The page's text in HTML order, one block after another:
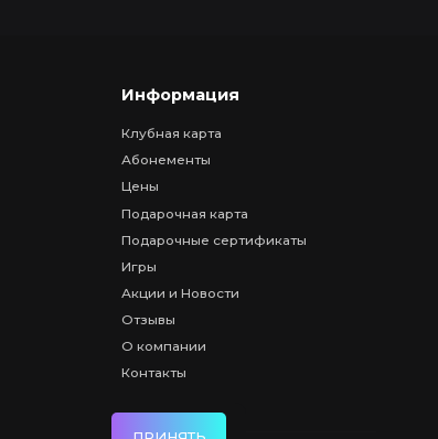
Информация
Клубная карта
Абонементы
Цены
Подарочная карта
Подарочные сертификаты
Игры
Акции и Новости
Отзывы
О компании
Контакты